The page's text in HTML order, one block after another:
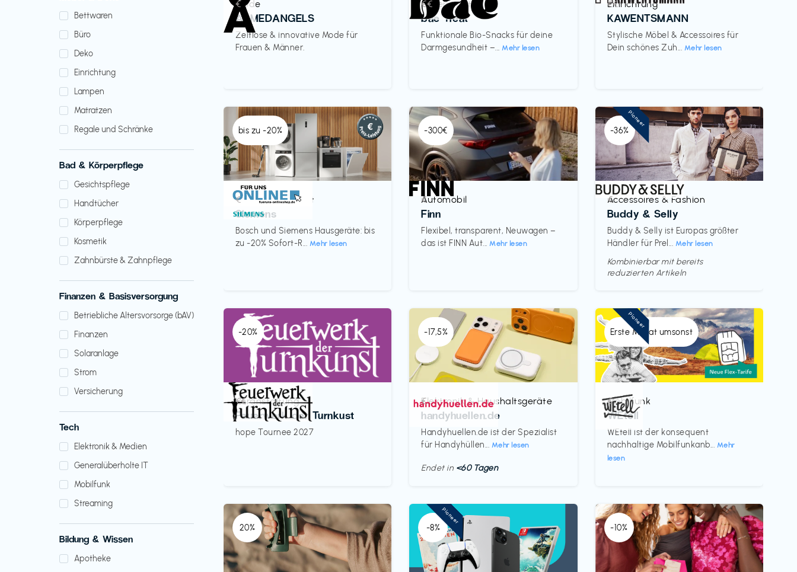
Bettwaren
Büro
Deko
Einrichtung
Lampen
Matratzen
Regale und Schränke
Bad & Körperpflege
Gesichtspflege
Handtücher
Körperpflege
Kosmetik
Zahnbürste & Zahnpflege
Finanzen & Basisversorgung
Betriebliche Altersvorsorge (bAV)
Finanzen
Solaranlage
Strom
Versicherung
Tech
Elektronik & Medien
Generalüberholte IT
Mobilfunk
Streaming
Bildung & Wissen
Apotheke
Mode
ARMEDANGELS
Zeitlose & innovative Mode für
Frauen & Männer.
€‎ Lebensmittel
bae Treat
Funktionale Bio-Snacks für deine
Darmgesundheit –...Mehr lesen
€€‎ Einrichtung
KAWENTSMANN
Stylische Möbel & Accessoires für
Dein schönes Zuh... Mehr lesen
€€‎
bis zu -20%
Küche & Haushalt
Siemens
Bosch und Siemens Hausgeräte: bis
zu -20% Sofort-R... Mehr lesen
€‎
-300€
Automobil
Finn
Flexibel, transparent, Neuwagen –
das ist FINN Aut...Mehr lesen
€‎
-36%
Accessoires & Fashion
Buddy & Selly
Buddy & Selly ist Europas größter
Händler für Prel... Mehr lesen
€‎
Kombinierbar mit bereits
reduzierten Artikeln
Pioneer
-20%
Veranstaltung
Feuerwerk der Turnkust
hope Tournee 2027
€€‎
-17,5%
Elektronik & Haushaltsgeräte
handyhuellen.de
Handyhuellen.de ist der Spezialist
für Handyhüllen... Mehr lesen
€‎
Endet in <60 Tagen
Erste Monat umsonst
Mobilfunk
WEtell
WEtell ist der konsequent
nachhaltige Mobilfunkanb... Mehr
lesen
€‎
Pioneer
20% -8%
Pioneer
-10%